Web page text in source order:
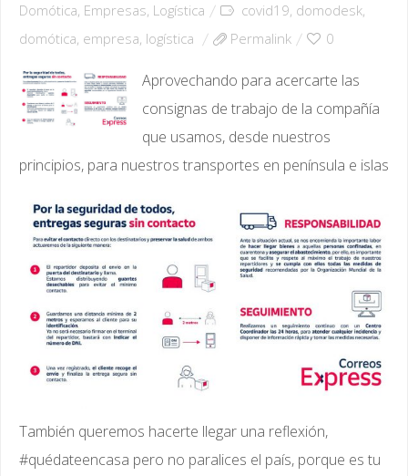
Domótica, Empresas, Logística covid19, domodesk,
domótica, empresa, logística Permalink 0
Aprovechando para acercarte las
consignas de trabajo de la compañía
que usamos, desde nuestros
principios, para nuestros transportes en península e islas
También queremos hacerte llegar una reflexión,
#quédateencasa pero no paralices el país, porque es tu